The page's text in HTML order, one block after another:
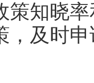
策知晓
，及时